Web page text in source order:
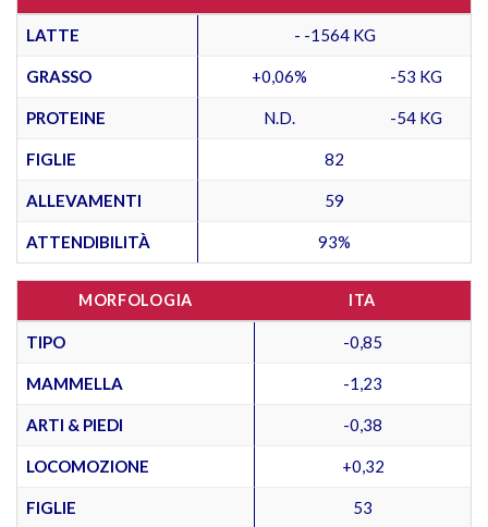
LATTE - -1564 KG
GRASSO +0,06% -53 KG
PROTEINE N.D. -54 KG
FIGLIE 82
ALLEVAMENTI 59
ATTENDIBILITÀ 93%
MORFOLOGIA ITA
TIPO -0,85
MAMMELLA -1,23
ARTI & PIEDI -0,38
LOCOMOZIONE +0,32
FIGLIE 53